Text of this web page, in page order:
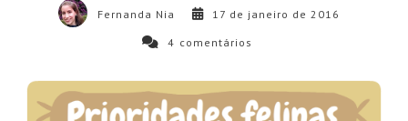
Fernanda Nia 17 de janeiro de 2016
4 comentários